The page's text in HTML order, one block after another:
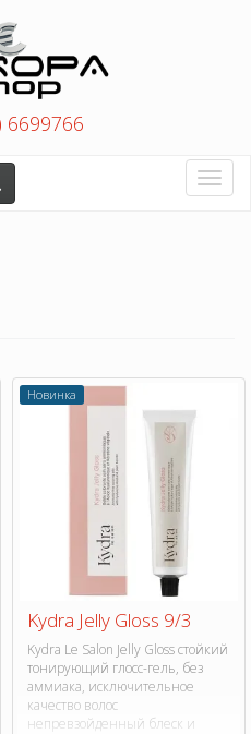
6699766
Toggle
Новинка
Kydra Jelly Gloss 9/3
Kydra Le Salon Jelly Gloss стойкий
тонирующий глосс-гель, без
аммиака, исключительное
качество волос
непревзойденный блеск и